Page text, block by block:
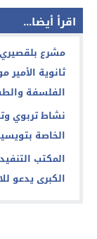
اقرأ أيضا...
مشرع
ثانوية
الفلسفة
نشاط تربوي
الخاصة
المكتب
الكبرى يدعو